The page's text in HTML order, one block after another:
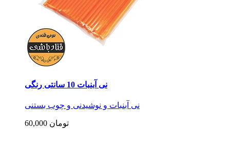
نی آبنبات 10 سانتی رنگی
نی آبنبات و نوشیدنی و چوب بستنی
60,000 تومان